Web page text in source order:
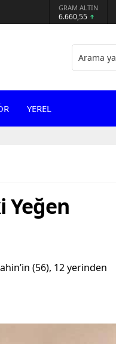
GRAM ALTIN
6.660,55
YEREL
Yeğen
(56), 12 yerinden